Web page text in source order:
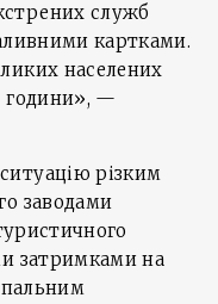
служб
картками.
населених
години», —
різким
заводами
затримками на
пальним